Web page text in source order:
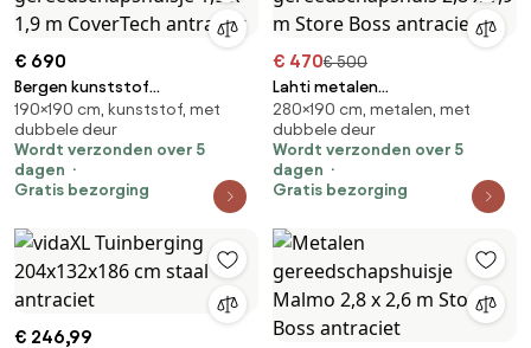
€ 690
Bergen kunststof
gereedschapshuisje 1,9 x 1,9 m
CoverTech antraciet
190×190 cm, kunststof, met
dubbele deur
Wordt verzonden over 5
dagen
Gratis bezorging
€ 470€ 500
Lahti metalen
gereedschapshuis 2,8 x 1,9 m
Store Boss antraciet
280×190 cm, metalen, met
dubbele deur
Wordt verzonden over 5
dagen
Gratis bezorging
€ 246,99